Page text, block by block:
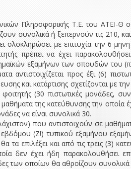
Πληροφορικής Τ.Ε. του ΑΤΕΙ-Θ
συνολικά ή ξεπερνούν τις 210,
ολοκληρώσει με επιτυχία την 6-
πρέπει να έχει
εξαμήνων των σπουδών του
προς έξι (6)
και κατάρτισης σχετίζονται
(30 πιστωτικές μονάδες,
της κατεύθυνσης την οποία
να είναι συνολικά 30.
που αντιστοιχούν σε
εβδόμου (Ζ!) τυπικού εξαμήνου
επιλέξει και από τις τρεις (3)
δεν έχει ήδη παρακολουθήσει
των οποίων θα αθροίζουν